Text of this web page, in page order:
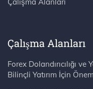
Çalışma Alanları
Forex Dolandırıcılığı ve
Bilinçli Yatırım İçin